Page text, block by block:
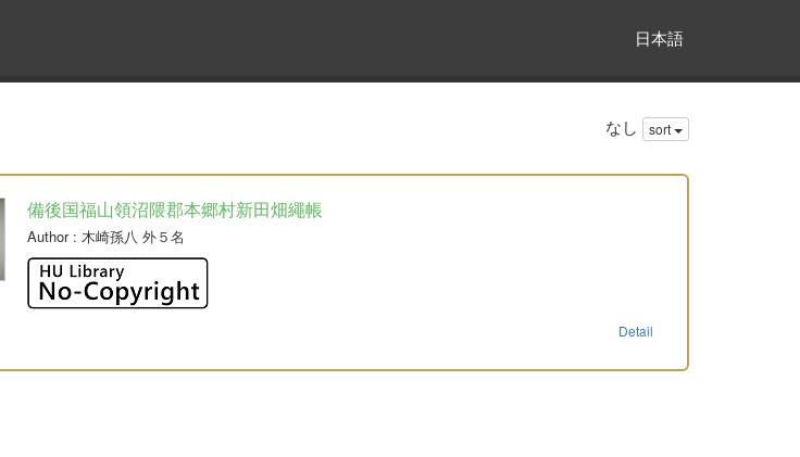
日本語
なし sort
備後国福山領沼隈郡本郷村新田畑繩帳
Author: 木崎孫八 外５名
Detail